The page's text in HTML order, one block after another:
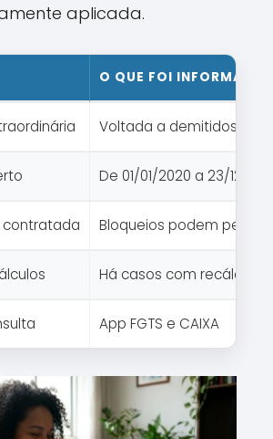
aplicada.
O QUE FOI INFORMADO
Voltada a demitidos ou
De 01/01/2020 a 23/12/
Bloqueios podem
Há casos com recálculo
App FGTS e CAIXA